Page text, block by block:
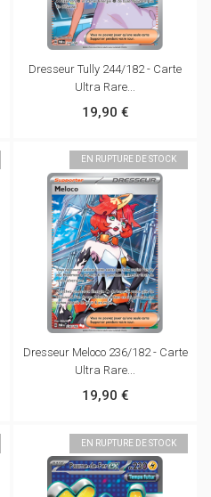
Dresseur Tully 244/182 - Carte
Ultra Rare...
19,90 €
EN RUPTURE DE STOCK
Dresseur Meloco 236/182 - Carte
Ultra Rare...
19,90 €
EN RUPTURE DE STOCK